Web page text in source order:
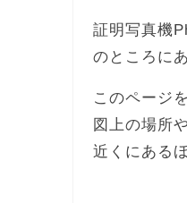
証明写真機
のところに
このページ
図上の場所
近くにある